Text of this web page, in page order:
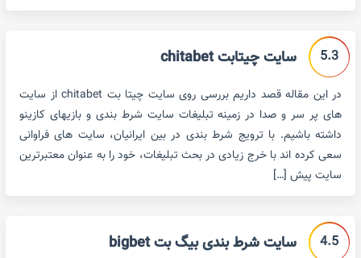
5.3 سایت چیتابت chitabet
در این مقاله قصد داریم بررسی روی سایت چیتا بت chitabet از سایت
های پر سر و صدا در زمینه تبلیغات سایت شرط بندی و بازیهای کازینو
داشته باشیم. با ترویج شرط بندی در بین ایرانیان، سایت های فراوانی
سعی کرده اند با خرج زیادی در بحث تبلیغات، خود را به عنوان معتبرترین
سایت پیش […]
4.5 سایت شرط بندی بیگ بت bigbet